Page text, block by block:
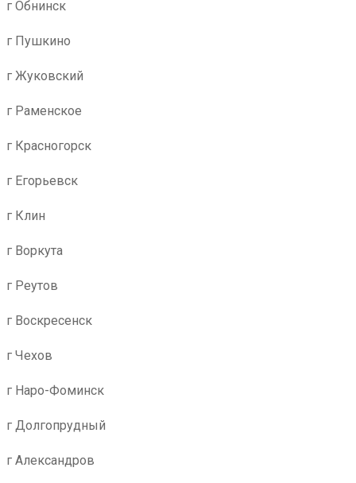
г Обнинск
г Пушкино
г Жуковский
г Раменское
г Красногорск
г Егорьевск
г Клин
г Воркута
г Реутов
г Воскресенск
г Чехов
г Наро-Фоминск
г Долгопрудный
г Александров